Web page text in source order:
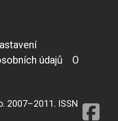
údajů
O
2007–2011. ISSN